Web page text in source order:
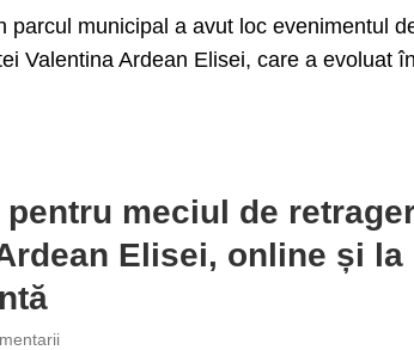
parcul municipal a avut loc evenimentul
Valentina Ardean Elisei, care a evoluat în
meciul de
Elisei, online și la